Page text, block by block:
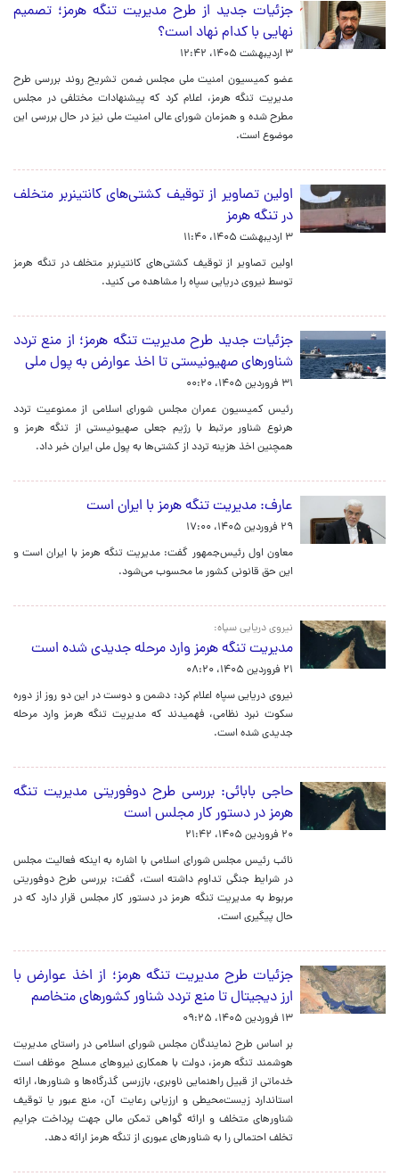
جزئیات جدید از طرح مدیریت تنگه هرمز؛ تصمیم
نهایی با کدام نهاد است؟
۳ اردیبهشت ۱۴۰۵، ۱۲:۴۲
عضو کمیسیون امنیت ملی مجلس ضمن تشریح روند بررسی طرح
مدیریت تنگه هرمز، اعلام کرد که پیشنهادات مختلفی در مجلس
مطرح شده و همزمان شورای عالی امنیت ملی نیز در حال بررسی این
موضوع است.
اولین تصاویر از توقیف کشتی‌های کانتینربر متخلف
در تنگه هرمز
۳ اردیبهشت ۱۴۰۵، ۱۱:۴۰
اولین تصاویر از توقیف کشتی‌های کانتینربر متخلف در تنگه هرمز
توسط نیروی دریایی سپاه را مشاهده می کنید.
جزئیات جدید طرح مدیریت تنگه هرمز؛ از منع تردد
شناورهای صهیونیستی تا اخذ عوارض به پول ملی
۳۱ فروردین ۱۴۰۵، ۰۰:۲۰
رئیس کمیسیون عمران مجلس شورای اسلامی از ممنوعیت تردد
هرنوع شناور مرتبط با رژیم جعلی صهیونیستی از تنگه هرمز و
همچنین اخذ هزینه تردد از کشتی‌ها به پول ملی ایران خبر داد.
عارف: مدیریت تنگه هرمز با ایران است
۲۹ فروردین ۱۴۰۵، ۱۷:۰۰
معاون اول رئیس‌جمهور گفت: مدیریت تنگه هرمز با ایران است و
این حق قانونی کشور ما محسوب می‌شود.
نیروی دریایی سپاه:
مدیریت تنگه هرمز وارد مرحله‌ جدیدی شده‌ است
۲۱ فروردین ۱۴۰۵، ۰۸:۲۰
نیروی دریایی سپاه اعلام کرد: دشمن و دوست در این دو روز از ‎دوره
سکوت نبرد نظامی، فهمیدند که مدیریت تنگه هرمز وارد مرحله‌
جدیدی شده‌ است.
حاجی بابائی: بررسی طرح دوفوریتی مدیریت تنگه
هرمز در دستور کار مجلس است
۲۰ فروردین ۱۴۰۵، ۲۱:۴۲
نائب رئیس مجلس شورای اسلامی با اشاره به اینکه فعالیت‌ مجلس
در شرایط جنگی تداوم داشته است، گفت: بررسی طرح دوفوریتی
مربوط به مدیریت تنگه هرمز در دستور کار مجلس قرار دارد که در
حال پیگیری است.
جزئیات طرح مدیریت تنگه هرمز؛ از اخذ عوارض با
ارز دیجیتال تا منع تردد شناور کشورهای متخاصم
۱۳ فروردین ۱۴۰۵، ۰۹:۲۵
بر اساس طرح نمایندگان مجلس شورای اسلامی در راستای مدیریت
هوشمند تنگه هرمز، دولت با همکاری نیروهای مسلح موظف است
خدماتی از قبیل راهنمایی ناوبری، بازرسی گذرگاه‌ها و شناورها، ارائه
استاندارد زیست‌محیطی و ارزیابی رعایت آن، منع عبور یا توقیف
شناورهای متخلف و ارائه گواهی تمکن مالی جهت پرداخت جرایم
تخلف احتمالی را به شناورهای عبوری از تنگه هرمز ارائه دهد.